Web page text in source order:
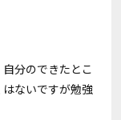
分のできたとこ
ないですが勉強